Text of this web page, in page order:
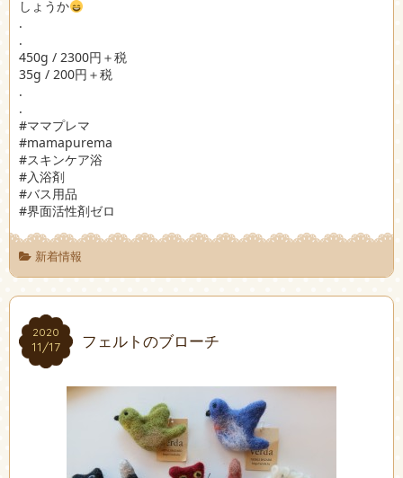
しょうか
.
.
450g / 2300円＋税
35g / 200円＋税
.
.
#ママプレマ
#mamapurema
#スキンケア浴
#入浴剤
#バス用品
#界面活性剤ゼロ
新着情報
2020
11/17
2020
11/17 フェルトのブローチ